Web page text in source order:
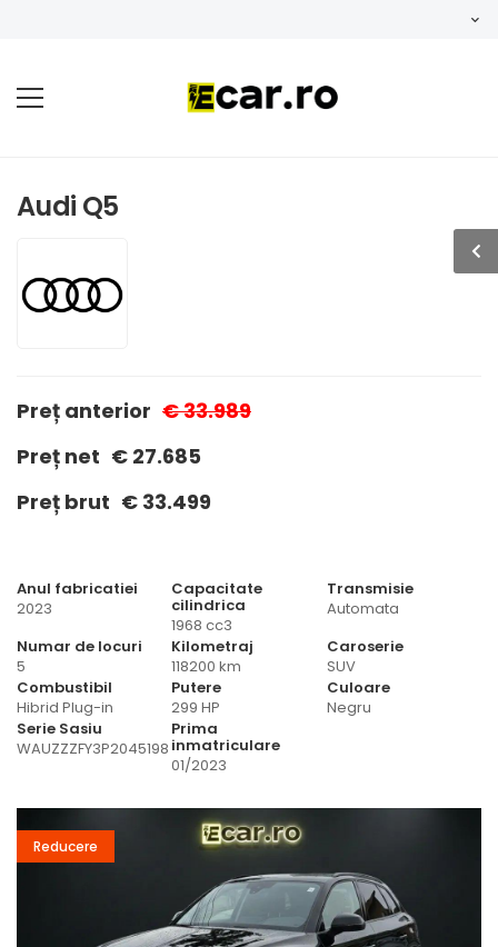
Audi Q5
Preț anterior € 33.989
Preț net € 27.685
Preț brut € 33.499
Anul fabricatiei
2023
Capacitate
cilindrica
1968 cc3
Transmisie
Automata
Numar de locuri
5
Kilometraj
118200 km
Caroserie
SUV
Combustibil
Hibrid Plug-in
Putere
299 HP
Culoare
Negru
Serie Sasiu
WAUZZZFY3P2045198
Prima
inmatriculare
01/2023
Reducere